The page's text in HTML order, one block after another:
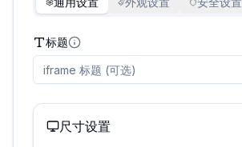
标题
尺寸设置